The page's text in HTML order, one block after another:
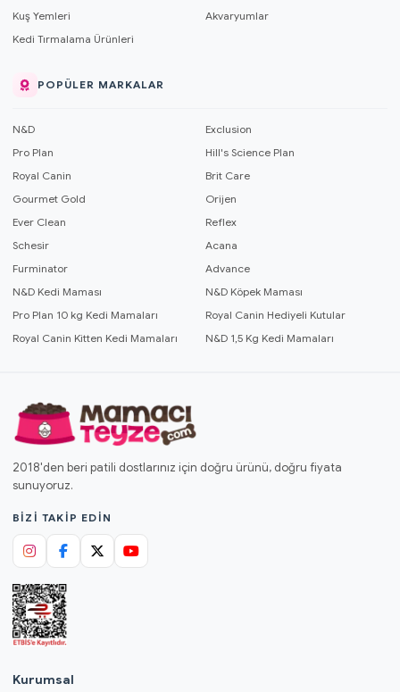
Kuş Yemleri
Akvaryumlar
Kedi Tırmalama Ürünleri
POPÜLER MARKALAR
N&D
Exclusion
Pro Plan
Hill's Science Plan
Royal Canin
Brit Care
Gourmet Gold
Orijen
Ever Clean
Reflex
Schesir
Acana
Furminator
Advance
N&D Kedi Maması
N&D Köpek Maması
Pro Plan 10 kg Kedi Mamaları
Royal Canin Hediyeli Kutular
Royal Canin Kitten Kedi Mamaları
N&D 1,5 Kg Kedi Mamaları
2018'den beri patili dostlarınız için doğru ürünü, doğru fiyata
sunuyoruz.
BIZI TAKIP EDIN
Kurumsal